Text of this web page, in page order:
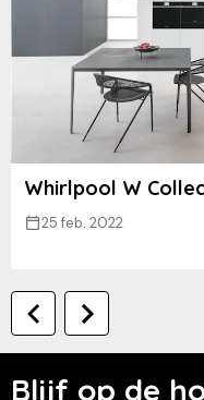
Whirlpool W
25 feb. 2022
Blijf op de